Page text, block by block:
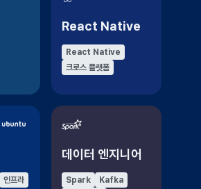
React Native
React Native
크로스 플랫폼
인프라
데이터 엔지니어
Spark
Kafka